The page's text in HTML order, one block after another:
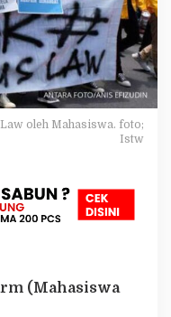
oleh Mahasiswa. foto;
Istw
(Mahasiswa